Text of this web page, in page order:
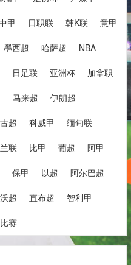
甲 日职联 韩K联 意甲
墨西超 哈萨超 NBA
日足联 亚洲杯 加拿职
马来超 伊朗超
超 科威甲 缅甸联
联 比甲 葡超 阿甲
保甲 以超 阿尔巴超
超 直布超 智利甲
赛